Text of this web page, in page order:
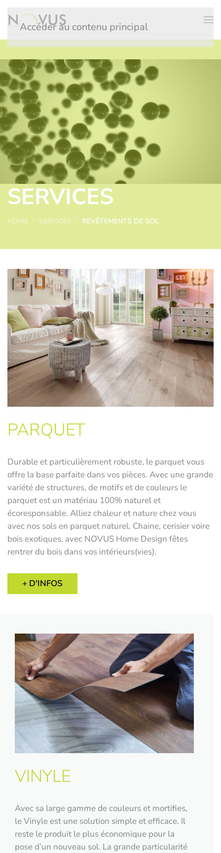
Accéder au contenu principal
SERVICES
HOME SERVICES REVÊTEMENTS DE SOL
PARQUET
Durable et particulièrement robuste, le parquet vous
offre la base parfaite dans vos pièces. Avec une grande
variété de structures, de motifs et de couleurs le
parquet est un matériau 100% naturel et
écoresponsable. Alliez chaleur et nature chez vous
avec nos sols en parquet naturel. Chaine, cerisier voire
bois exotiques, avec NOVUS Home Design fêtes
rentrer du bois dans vos intérieurs(vies).
+ D'INFOS
VINYLE
Avec sa large gamme de couleurs et mortifies,
le Vinyle est une solution simple et efficace. Il
reste le produit le plus économique pour la
pose d’un nouveau sol. La grande particularité